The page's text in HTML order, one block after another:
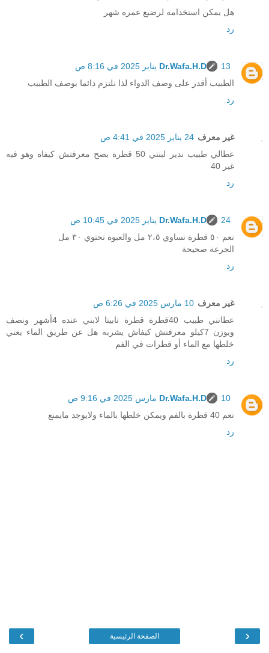
هل يمكن استخدامه لرضيع عمره شهر
رد
Dr.Wafa.H.D
13 يناير 2025 في 8:16 ص
الطبيب أقدر على وصف الدواء لذا نلتزم دائما بوصف الطبيب
رد
غير معرف 24 يناير 2025 في 4:41 ص
عطالي طبيب ندير لبنتي 50 قطرة بصح معرفتش كيفاه وهو فيه
غير 40
رد
Dr.Wafa.H.D
24 يناير 2025 في 10:45 ص
نعم ٥٠ قطرة تساوي ٢،٥ مل والعبوة تحتوي ٣٠ مل
الجرعة صحيحة
رد
غير معرف 10 مارس 2025 في 6:26 ص
عطانني طبيب 40قطرة قطرة تابيتا لابني عنده 4أشهر ونصف
ويوزن 7كيلو معرفتش كيفاش يشربه هل عن طريق الماء يعني
خلطها مع الماء أو قطرات في الفم
رد
Dr.Wafa.H.D
10 مارس 2025 في 9:16 ص
نعم 40 قطرة بالفم ويمكن خلطها بالماء ولايوجد مايمنع
رد
‹
› الصفحة الرئيسية